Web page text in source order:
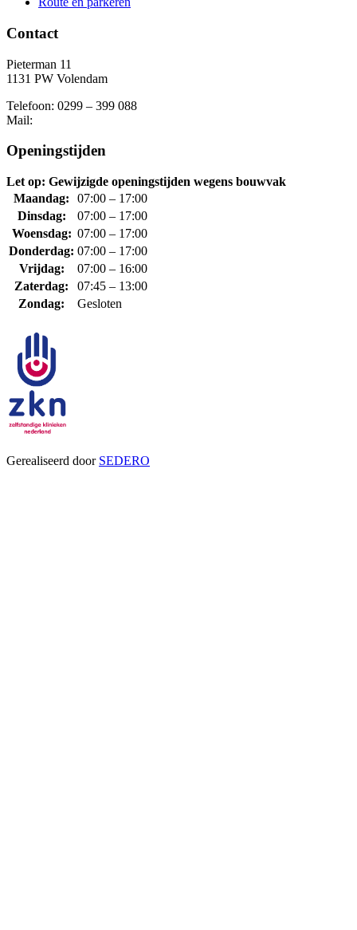
Contact
Pieterman 11
1131 PW Volendam
Telefoon: 0299 – 399 088
Mail:
Openingstijden
Let op: Gewijzigde openingstijden wegens bouwvak
Maandag:
07:00 – 17:00
Dinsdag:
07:00 – 17:00
Woensdag: 07:00 – 17:00
Donderdag: 07:00 – 17:00
Vrijdag:
07:00 – 16:00
Zaterdag:
07:45 – 13:00
Zondag:
Gesloten
Gerealiseerd door SEDERO